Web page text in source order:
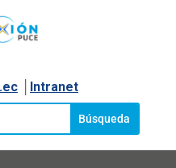
│ Intranet